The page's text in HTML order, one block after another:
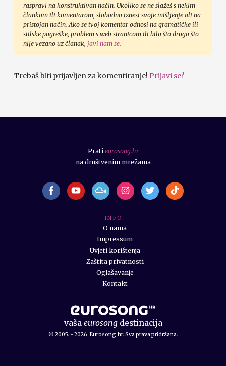
raspravi na konstruktivan način. Ukoliko se ne slažeš s nekim
člankom ili komentarom, slobodno iznesi svoje mišljenje ali na
pristojan način. Ako se tvoj komentar odnosi na gramatičke ili
stilske pogreške, problem s web stranicom ili bilo što drugo što
nije vezano uz članak, javi nam se.
Trebaš biti prijavljen za komentiranje! Prijavi se?
vaša eurosongdestinacija
© 2005. - 2026. Eurosong.hr. Sva prava pridržana.
I N F O
O nama
Impressum
Uvjeti korištenja
Zaštita privatnosti
Oglašavanje
Kontakt
Prati eurosong.hr
na društvenim mrežama